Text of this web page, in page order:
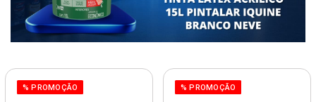
% PROMOÇÃO % PROMOÇÃO